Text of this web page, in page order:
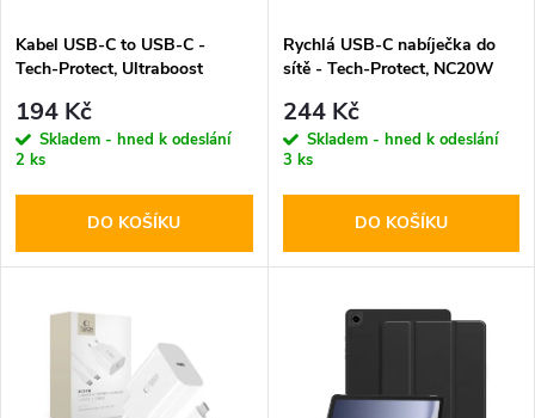
p
r
o
d
s
p
r
o
d
Kabel USB-C to USB-C -
Tech-Protect, Ultraboost
194 Kč
Skladem - hned k odeslání
2 ks
DO KOŠÍKU
Rychlá USB-C nabíječka do
sítě - Tech-Protect, NC20W
244 Kč
Skladem - hned k odeslání
3 ks
DO KOŠÍKU